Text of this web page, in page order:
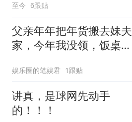
至今 6跟贴
父亲年年把年货搬去妹夫
家，今年我没领，饭桌上
娱乐圈的笔娱君 1跟贴
讲真，是球网先动手
的！！！